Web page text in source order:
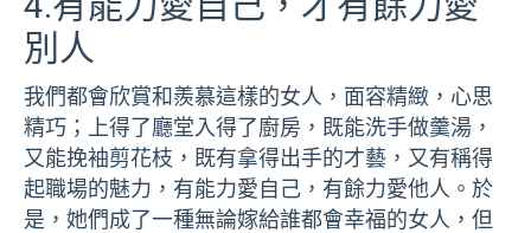
別人
我們都會欣賞和羨慕這樣的女人，面容精緻，心思
精巧；上得了廳堂入得了廚房，既能洗手做羹湯，
又能挽袖剪花枝，既有拿得出手的才藝，又有稱得
起職場的魅力，有能力愛自己，有餘力愛他人。於
是，她們成了一種無論嫁給誰都會幸福的女人，但